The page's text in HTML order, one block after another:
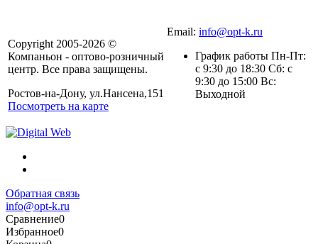
Copyright 2005-2026 ©
Компаньон - оптово-розничный
центр. Все права защищены.
Ростов-на-Дону, ул.Нансена,151
Посмотреть на карте
Email: info@opt-k.ru
График работы Пн-Пт:
с 9:30 до 18:30 Сб: с
9:30 до 15:00 Вс:
Выходной
Обратная связь
info@opt-k.ru
Сравнение0
Избранное0